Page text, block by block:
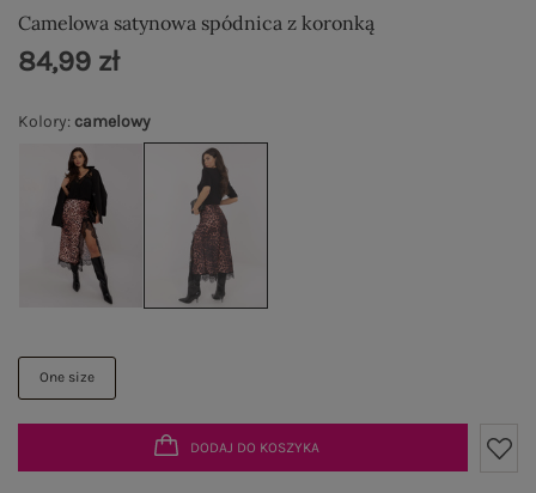
Camelowa satynowa spódnica z koronką
Kolory: camelowy
One size
84,99 zł
DODAJ DO KOSZYKA